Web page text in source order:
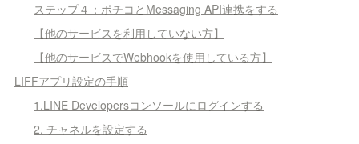
ステップ４：ポチコとMessaging API連携をする
【他のサービスを利用していない方】
【他のサービスでWebhookを使用している方】
LIFFアプリ設定の手順
1.LINE Developersコンソールにログインする
2. チャネルを設定する